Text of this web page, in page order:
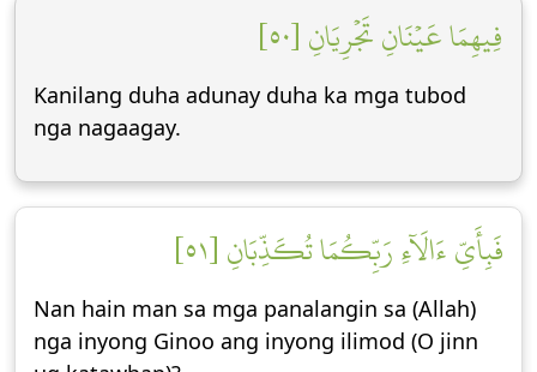
فِيهِمَا عَيۡنَانِ تَجۡرِيَانِ [٥٠]
Kanilang duha adunay duha ka mga tubod
nga nagaagay.
فَبِأَيِّ ءَالَآءِ رَبِّكُمَا تُكَذِّبَانِ [٥١]
Nan hain man sa mga panalangin sa (Allah)
nga inyong Ginoo ang inyong ilimod (O jinn